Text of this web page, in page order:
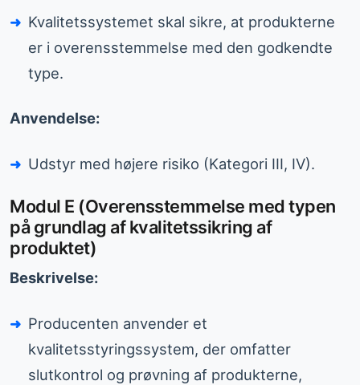
Kvalitetssystemet skal sikre, at produkterne
er i overensstemmelse med den godkendte
type.
Anvendelse:
Udstyr med højere risiko (Kategori III, IV).
Modul E (Overensstemmelse med typen
på grundlag af kvalitetssikring af
produktet)
Beskrivelse:
Producenten anvender et
kvalitetsstyringssystem, der omfatter
slutkontrol og prøvning af produkterne,